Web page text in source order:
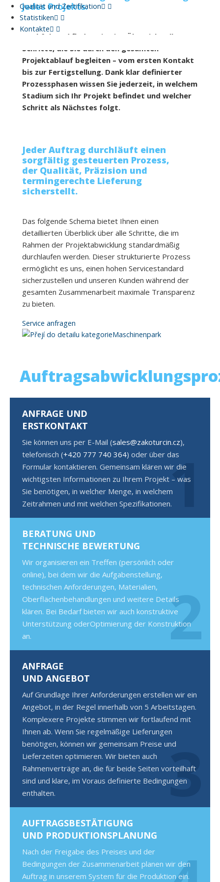
Qualität und Zertifikation
Statistiken
Kontakte
jedes Projekts.
Nachfolgend finden Sie eine Übersicht aller
Schritte, die Sie durch den gesamten
Projektablauf begleiten – vom ersten Kontakt
bis zur Fertigstellung. Dank klar definierter
Prozessphasen wissen Sie jederzeit, in welchem
Stadium sich Ihr Projekt befindet und welcher
Schritt als Nächstes folgt.
Jeder Auftrag durchläuft einen
sorgfältig gesteuerten Prozess,
der Qualität, Präzision und
termingerechte Lieferung
sicherstellt.
Das folgende Schema bietet Ihnen einen
detaillierten Überblick über alle Schritte, die im
Rahmen der Projektabwicklung standardmäßig
durchlaufen werden. Dieser strukturierte Prozess
ermöglicht es uns, einen hohen Servicestandard
sicherzustellen und unseren Kunden während der
gesamten Zusammenarbeit maximale Transparenz
zu bieten.
Service anfragen
Maschinenpark
ANFRAGE UND
ERSTKONTAKT
Sie können uns per E-Mail (sales@zakoturcin.cz),
telefonisch (+420 777 740 364) oder über das
Formular kontaktieren. Gemeinsam klären wir die
wichtigsten Informationen zu Ihrem Projekt – was
Sie benötigen, in welcher Menge, in welchem
Zeitrahmen und mit welchen Spezifikationen.1
BERATUNG UND
TECHNISCHE BEWERTUNG
Wir organisieren ein Treffen (persönlich oder
online), bei dem wir die Aufgabenstellung,
technischen Anforderungen, Materialien,
Oberflächenbehandlungen und weitere Details
klären. Bei Bedarf bieten wir auch konstruktive
Unterstützung oderOptimierung der Konstruktion
an.
2
ANFRAGE
UND ANGEBOT
Auf Grundlage Ihrer Anforderungen erstellen wir ein
Angebot, in der Regel innerhalb von 5 Arbeitstagen.
Komplexere Projekte stimmen wir fortlaufend mit
Ihnen ab. Wenn Sie regelmäßige Lieferungen
benötigen, können wir gemeinsam Preise und
Lieferzeiten optimieren. Wir bieten auch
Rahmenverträge an, die für beide Seiten vorteilhaft
sind und klare, im Voraus definierte Bedingungen
enthalten.
3
AUFTRAGSBESTÄTIGUNG
UND PRODUKTIONSPLANUNG
Nach der Freigabe des Preises und der
Bedingungen der Zusammenarbeit planen wir den
Auftrag in unserem System für die Produktion ein.